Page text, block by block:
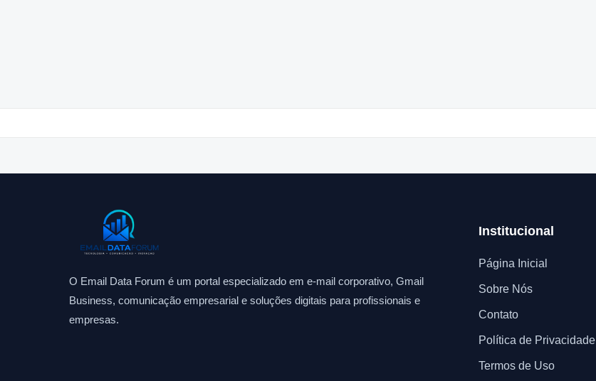
O Email Data Forum é um portal especializado em e-mail corporativo, Gmail
Business, comunicação empresarial e soluções digitais para profissionais e
empresas.
Institucional
Página Inicial
Sobre Nós
Contato
Política de Privacidade
Termos de Uso